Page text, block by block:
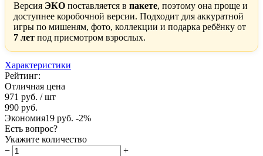
Версия ЭКО поставляется в пакете, поэтому она проще и
доступнее коробочной версии. Подходит для аккуратной
игры по мишеням, фото, коллекции и подарка ребёнку от
7 лет под присмотром взрослых.
Характеристики
Рейтинг:
Отличная цена
971 руб. / шт
990 руб.
Экономия19 руб. -2%
Есть вопрос?
Укажите количество
−
+